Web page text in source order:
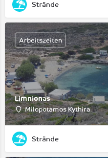
Strände
Limnionas
Milopotamos Kythira
Arbeitszeiten
Strände